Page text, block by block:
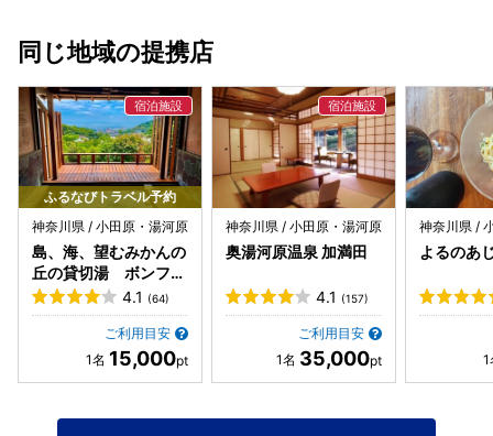
どうやら拭き取り用？普段は拭き取りタイプを使わないので
てしまいました。コットンで拭き取るタイプだったらどこか
にその旨書いておいて欲しいです。 脱衣所の出入り口が暖簾
2枚と引き戸で仕切ってありますが、扉を開けた時に下手し
たら外から脱衣所が見えるなと思いました。対策して欲しい
です。 写真映えを意識したような内装ですが、全体的にピン
とこない感じでした…。奇を衒った見せかけのオシャレ感よ
りも上記のような質を改善したほうがお客さんが増えると思
います。実際写真はほとんど撮りませんでした。 スタッフさ
んの対応は悪くなかったので頑張ってほしいです。
だが、この宿の宿泊客は少なすぎ(平日2組私入れて)。お湯は
いいのに残念なところが目立った。
同じ地域の提携店
ふるなびトラベル予約
神奈川県 / 小田原・湯河原
島、海、望むみかんの
丘の貸切湯 ボンファ
ム
4.1 (64)
ご利用目安
15,000
神奈川県 / 小田原・湯河原
奥湯河原温泉 加満田
4.1 (157)
ご利用目安
35,000
神奈川県 /
よるのあ